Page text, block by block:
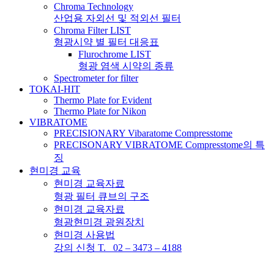
Chroma Technology
산업용 자외선 및 적외선 필터
Chroma Filter LIST
형광시약 별 필터 대응표
Flurochrome LIST
형광 염색 시약의 종류
Spectrometer for filter
TOKAI-HIT
Thermo Plate for Evident
Thermo Plate for Nikon
VIBRATOME
PRECISIONARY Vibaratome Compresstome
PRECISONARY VIBRATOME Compresstome의 특
징
현미경 교육
현미경 교육자료
형광 필터 큐브의 구조
현미경 교육자료
형광현미경 광원장치
현미경 사용법
강의 신청 T. 02 – 3473 – 4188